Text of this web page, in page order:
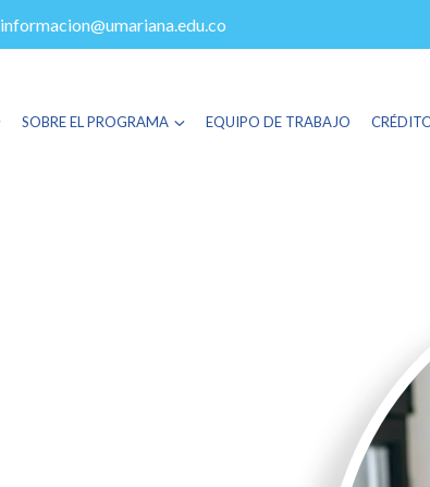
informacion@umariana.edu.co
SOBRE EL PROGRAMA EQUIPO DE TRABAJO